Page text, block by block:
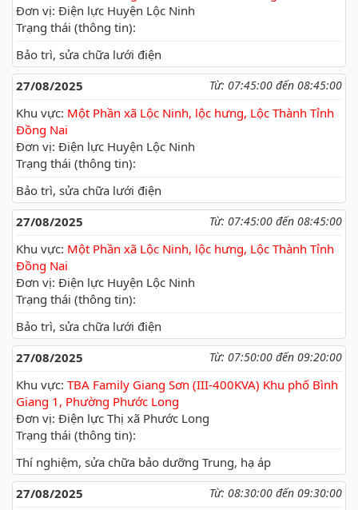
Đơn vị: Điện lực Huyện Lộc Ninh
Trạng thái (thông tin):
Bảo trì, sửa chữa lưới điện
27/08/2025
Từ: 07:45:00 đến 08:45:00
Khu vực: Một Phần xã Lộc Ninh, lộc hưng, Lộc Thành Tỉnh
Đồng Nai
Đơn vị: Điện lực Huyện Lộc Ninh
Trạng thái (thông tin):
Bảo trì, sửa chữa lưới điện
27/08/2025
Từ: 07:45:00 đến 08:45:00
Khu vực: Một Phần xã Lộc Ninh, lộc hưng, Lộc Thành Tỉnh
Đồng Nai
Đơn vị: Điện lực Huyện Lộc Ninh
Trạng thái (thông tin):
Bảo trì, sửa chữa lưới điện
27/08/2025
Từ: 07:50:00 đến 09:20:00
Khu vực: TBA Family Giang Sơn (III-400KVA) Khu phố Bình
Giang 1, Phường Phước Long
Đơn vị: Điện lực Thị xã Phước Long
Trạng thái (thông tin):
Thí nghiệm, sửa chữa bảo dưỡng Trung, hạ áp
27/08/2025
Từ: 08:30:00 đến 09:30:00